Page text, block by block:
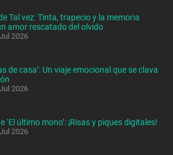
Tal vez: Tinta, trapecio y la memoria
amor rescatado del olvido
2026
de casa’: Un viaje emocional que se clava
2026
‘El último mono’: ¡Risas y piques digitales!
2026